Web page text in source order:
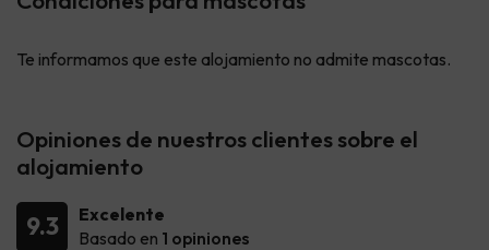
Te informamos que este alojamiento no admite mascotas.
Opiniones de nuestros clientes sobre el
alojamiento
9.3
Excelente
Basado en 1 opiniones